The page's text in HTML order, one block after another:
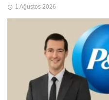
1 Ağustos 2026